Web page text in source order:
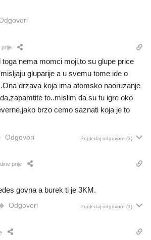
prije
nema momci moji,to su glupe price
gluparije a u svemu tome ide o
drzava koja ima atomsko naoruzanje
to..mislim da su tu igre oko
brzo cemo saznati koja je to
Odgovori Pogledaj odgovore (3)
prije
govna a burek ti je 3KM.
Odgovori Pogledaj odgovore (1)